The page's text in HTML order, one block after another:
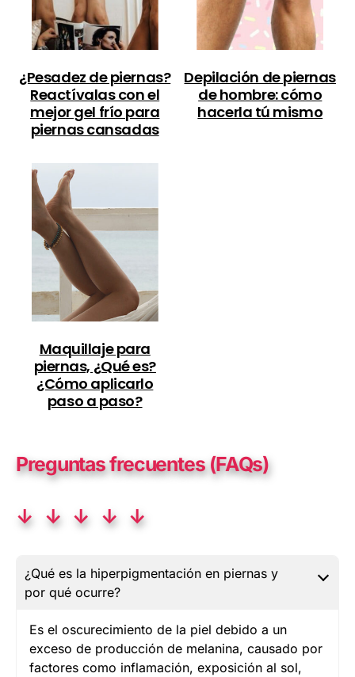
¿Pesadez de piernas?
Reactívalas con el
mejor gel frío para
piernas cansadas
Depilación de piernas
de hombre: cómo
hacerla tú mismo
Maquillaje para
piernas, ¿Qué es?
¿Cómo aplicarlo
paso a paso?
Preguntas frecuentes (FAQs)
↓ ↓ ↓ ↓ ↓
¿Qué es la hiperpigmentación en piernas y
por qué ocurre?
Es el oscurecimiento de la piel debido a un
exceso de producción de melanina, causado por
factores como inflamación, exposición al sol,